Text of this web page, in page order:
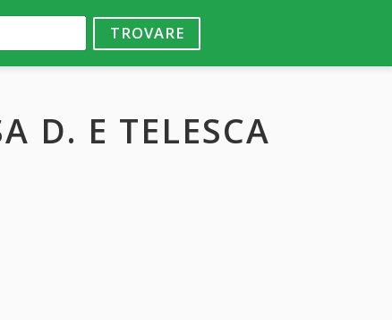
TROVARE
D. E TELESCA